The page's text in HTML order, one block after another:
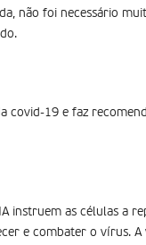
não foi necessário
covid-19 e faz
instruem as células a
e combater o vírus. A